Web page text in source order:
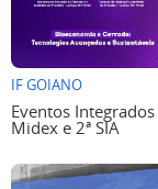
IF GOIANO
Eventos Integrados
Midex e 2ª SIA